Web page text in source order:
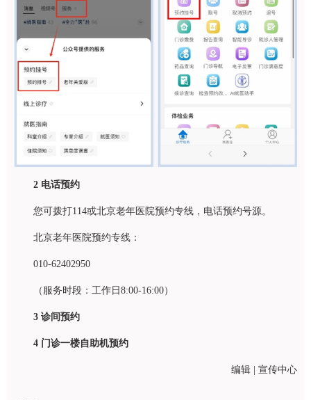
2 电话预约
您可拨打114或北京老年医院预约专线，电话预约号源。
北京老年医院预约专线：
010-62402950
（服务时段：工作日8:00-16:00）
3 诊间预约
4 门诊一楼自助机预约
编辑 | 宣传中心